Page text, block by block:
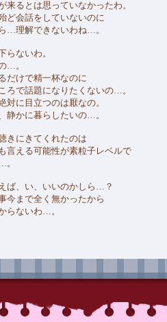
来るとは思っていなかったわ。
ど会話をしていないのに
…理解できないわね…。
ないわ。
…。
だけで精一杯なのに
ろで話題になりたくないの…。
対に目立つのは厭なの。
静かに暮らしたいの…。
きにきてくれたのは
言える可能性が素粒子レベルで
。
ば、い、いいのかしら…？
今まで全く無かったから
らないわ…。